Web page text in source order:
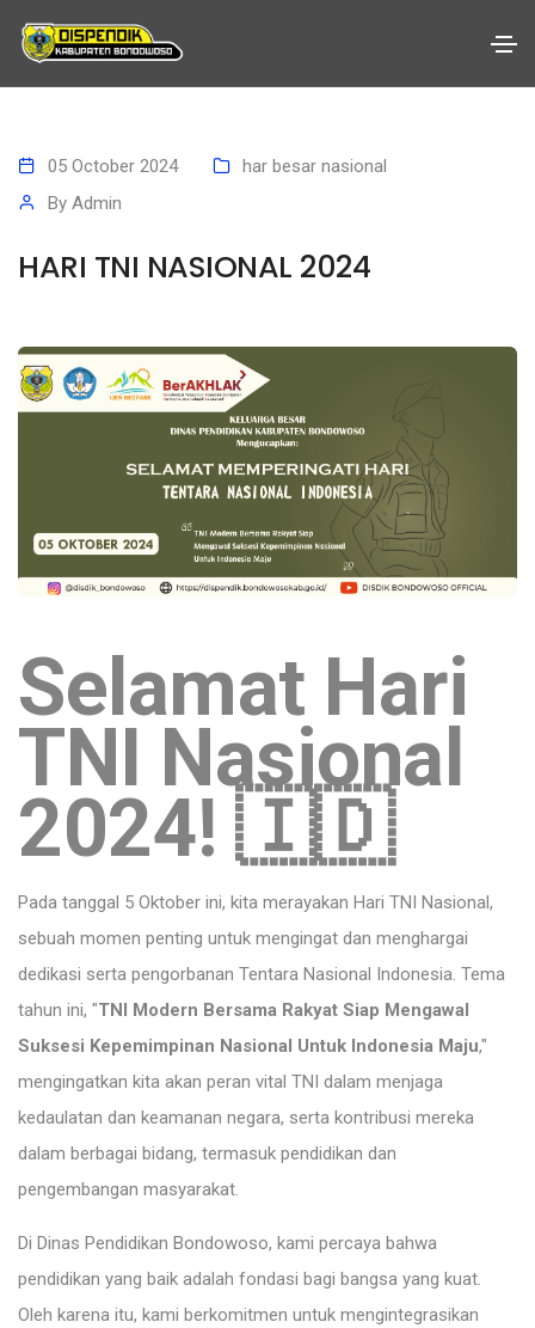
05 October 2024
har besar nasional
By Admin
HARI TNI NASIONAL 2024
Selamat Hari
TNI Nasional
2024! 🇮🇩
Pada tanggal 5 Oktober ini, kita merayakan Hari TNI Nasional,
sebuah momen penting untuk mengingat dan menghargai
dedikasi serta pengorbanan Tentara Nasional Indonesia. Tema
tahun ini, "TNI Modern Bersama Rakyat Siap Mengawal
Suksesi Kepemimpinan Nasional Untuk Indonesia Maju,"
mengingatkan kita akan peran vital TNI dalam menjaga
kedaulatan dan keamanan negara, serta kontribusi mereka
dalam berbagai bidang, termasuk pendidikan dan
pengembangan masyarakat.
Di Dinas Pendidikan Bondowoso, kami percaya bahwa
pendidikan yang baik adalah fondasi bagi bangsa yang kuat.
Oleh karena itu, kami berkomitmen untuk mengintegrasikan